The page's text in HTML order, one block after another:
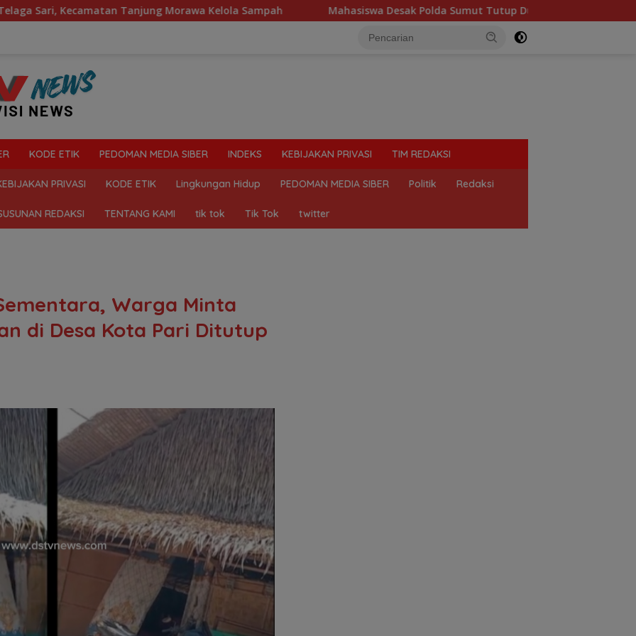
Tanjung Morawa Kelola Sampah Mahasiswa Desak Polda Sumut Tutup Dugaan Lokasi Judi “Las Vegas” di
KODE ETIK PEDOMAN MEDIA SIBER INDEKS KEBIJAKAN PRIVASI TIM REDAKSI
PRIVASI KODE ETIK Lingkungan Hidup PEDOMAN MEDIA SIBER Politik Redaksi
REDAKSI TENTANG KAMI tik tok Tik Tok twitter
Warga Minta
di Desa Kota Pari Ditutup